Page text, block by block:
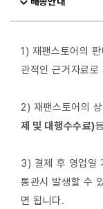
1) 재팬스토어의 판
관적인 근거자료
2) 재팬스토어의
제 및 대행수수료)
3) 결제 후 영업일
통관시 발생할 수
면 됩니다.